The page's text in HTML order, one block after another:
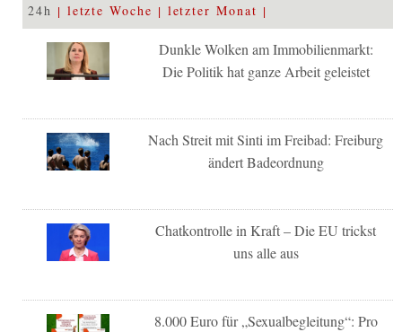
24h letzte Woche letzter Monat
Dunkle Wolken am Immobilienmarkt:
Die Politik hat ganze Arbeit geleistet
Nach Streit mit Sinti im Freibad: Freiburg
ändert Badeordnung
Chatkontrolle in Kraft – Die EU trickst
uns alle aus
8.000 Euro für „Sexualbegleitung“: Pro